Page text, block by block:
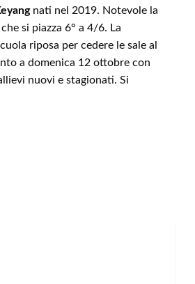
nati nel 2019. Notevole la
si piazza 6° a 4/6. La
riposa per cedere le sale al
a domenica 12 ottobre con
nuovi e stagionati. Si